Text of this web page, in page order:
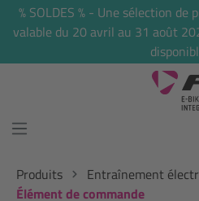
principal
% SOLDES % - Une sélection
valable du 20 avril au 31 août
Produits
Entraînement
Élément de commande